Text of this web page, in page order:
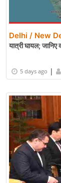
Delhi / New
यात्री घायल; जानिए
5 days ago |